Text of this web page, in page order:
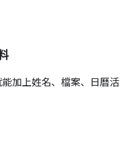
加上姓名、檔案、日曆活